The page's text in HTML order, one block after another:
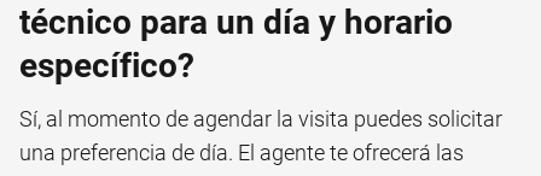
técnico para un día y horario
específico?
Sí, al momento de agendar la visita puedes solicitar
una preferencia de día. El agente te ofrecerá las